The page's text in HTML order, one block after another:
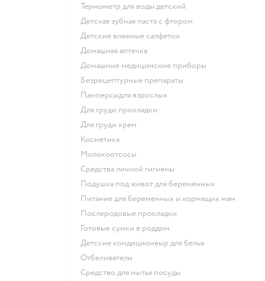
термометр для воды детский
детская зубная паста с фтором
детские влажные салфетки
домашняя аптечка
домашние медицинские приборы
безрецептурные препараты
памперсыдля взрослых
для груди прокладки
для груди крем
косметика
Молокоотсосы
средства личной гигиены
подушка под живот для беременных
питание для беременных и кормящих мам
послеродовые прокладки
готовые сумки в роддом
детские кондиционеыр для белья
отбеливатели
средство для мытья посуды